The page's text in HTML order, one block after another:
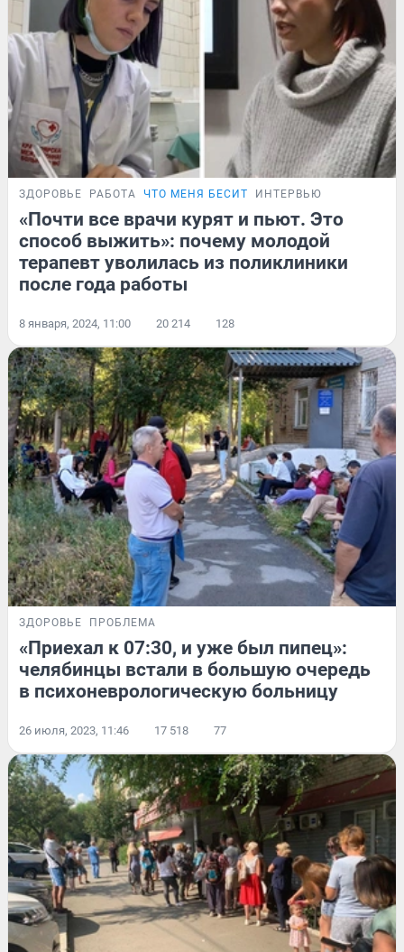
ЗДОРОВЬЕ РАБОТА ЧТО МЕНЯ БЕСИТ ИНТЕРВЬЮ
«Почти все врачи курят и пьют. Это
способ выжить»: почему молодой
терапевт уволилась из поликлиники
после года работы
8 января, 2024, 11:00 20 214 128
ЗДОРОВЬЕ ПРОБЛЕМА
«Приехал к 07:30, и уже был пипец»:
челябинцы встали в большую очередь
в психоневрологическую больницу
26 июля, 2023, 11:46 17 518 77